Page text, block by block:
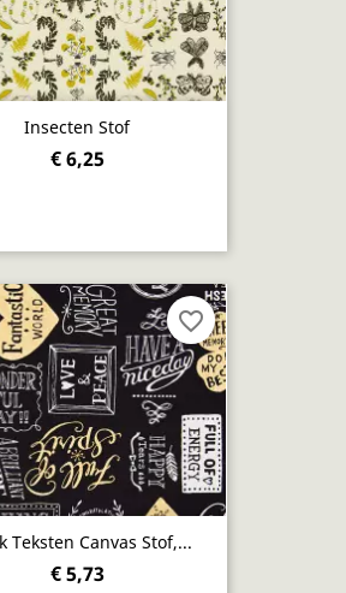
Insecten Stof
€ 6,25
Teksten Canvas Stof,...
€ 5,73
favorite_border